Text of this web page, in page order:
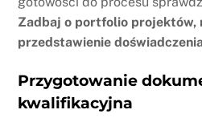
Zadbaj o portfolio projektów,
przedstawienie
Przygotowanie
kwalifikacyjna